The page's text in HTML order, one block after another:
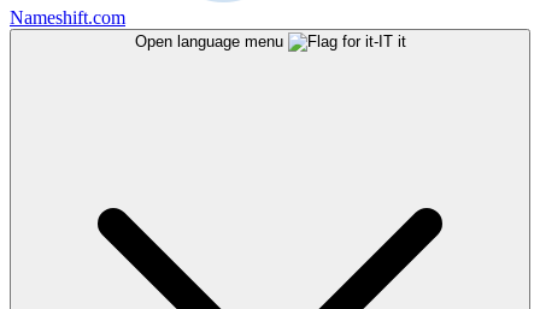
Nameshift.com
Open language menu it